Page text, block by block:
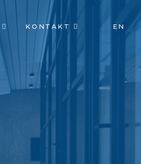
KONTAKT EN